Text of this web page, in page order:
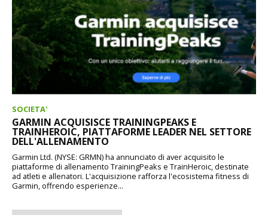
SOCIETA'
GARMIN ACQUISISCE TRAININGPEAKS E
TRAINHEROIC, PIATTAFORME LEADER NEL SETTORE
DELL'ALLENAMENTO
Garmin Ltd. (NYSE: GRMN) ha annunciato di aver acquisito le
piattaforme di allenamento TrainingPeaks e TrainHeroic, destinate
ad atleti e allenatori. L'acquisizione rafforza l'ecosistema fitness di
Garmin, offrendo esperienze...